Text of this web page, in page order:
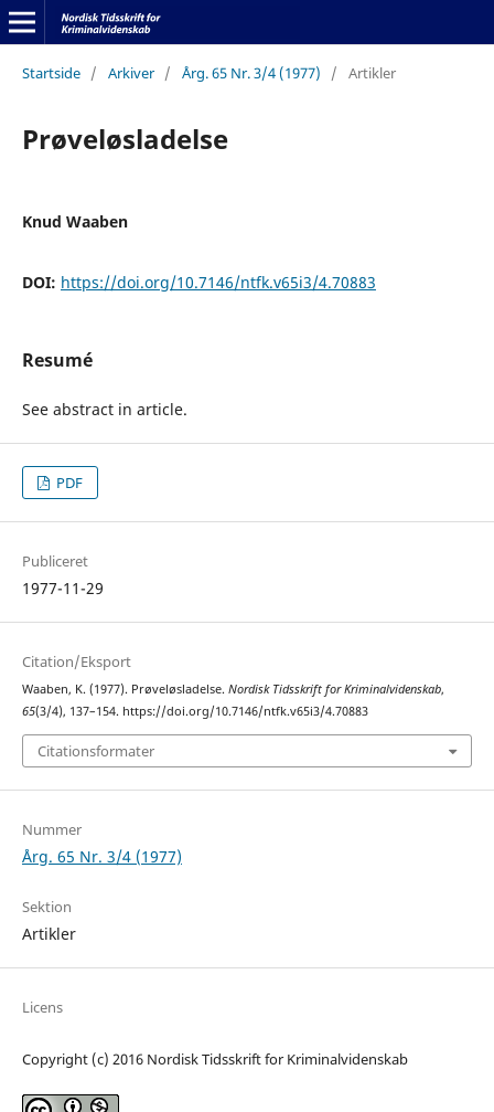
Startside / Arkiver / Årg. 65 Nr. 3/4 (1977) / Artikler
Prøveløsladelse
Knud Waaben
DOI: https://doi.org/10.7146/ntfk.v65i3/4.70883
Resumé
See abstract in article.
PDF
Publiceret
1977-11-29
Citation/Eksport
Waaben, K. (1977). Prøveløsladelse. Nordisk Tidsskrift for Kriminalvidenskab,
65(3/4), 137–154. https://doi.org/10.7146/ntfk.v65i3/4.70883
Citationsformater
Nummer
Årg. 65 Nr. 3/4 (1977)
Sektion
Artikler
Licens
Copyright (c) 2016 Nordisk Tidsskrift for Kriminalvidenskab